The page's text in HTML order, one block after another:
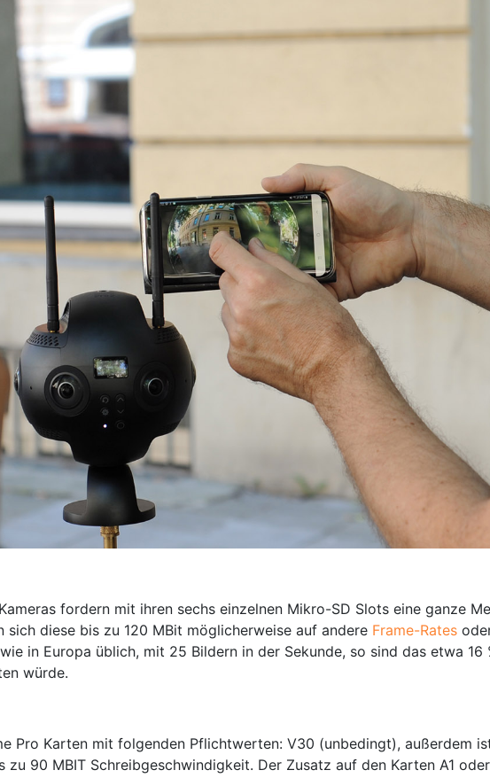
fordern mit ihren sechs einzelnen Mikro-SD Slots eine ganze
diese bis zu 120 MBit möglicherweise auf andere Frame-Rates
in Europa üblich, mit 25 Bildern in der Sekunde, so sind das etwa
würde.
Pro Karten mit folgenden Pflichtwerten: V30 (unbedingt), außerdem
90 MBIT Schreibgeschwindigkeit. Der Zusatz auf den Karten A1